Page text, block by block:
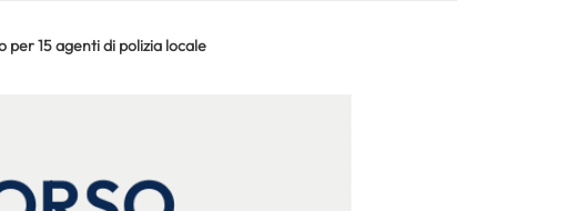
15 agenti di polizia locale